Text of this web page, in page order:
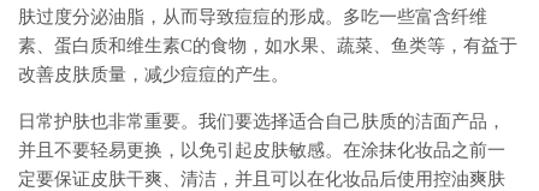
肤过度分泌油脂，从而导致痘痘的形成。多吃一些富含纤维
素、蛋白质和维生素C的食物，如水果、蔬菜、鱼类等，有益于
改善皮肤质量，减少痘痘的产生。
日常护肤也非常重要。我们要选择适合自己肤质的洁面产品，
并且不要轻易更换，以免引起皮肤敏感。在涂抹化妆品之前一
定要保证皮肤干爽、清洁，并且可以在化妆品后使用控油爽肤